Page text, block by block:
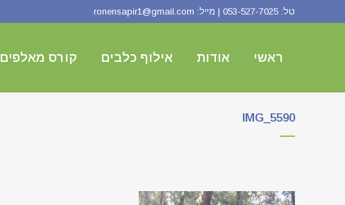
טל: 053-527-7025 | מייל: ronensapir1@gmail.com
ראשי אודות אילוף כלבים קורס מאלפים
IMG_5590